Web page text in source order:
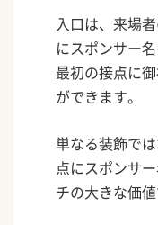
入口は、来場
にスポンサー
最初の接点に
ができます。
単なる装飾で
点にスポンサ
チの大きな価値